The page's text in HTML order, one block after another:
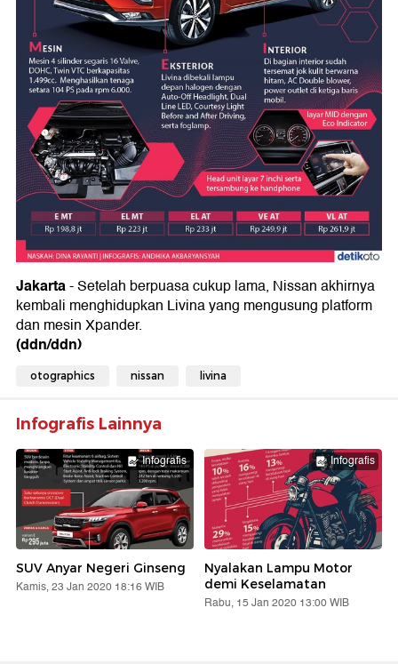
Jakarta- Setelah berpuasa cukup lama, Nissan akhirnya
kembali menghidupkan Livina yang mengusung platform
dan mesin Xpander.
(ddn/ddn)
otographics nissan livina
Infografis Lainnya
Infografis
SUV Anyar Negeri Ginseng
Kamis, 23 Jan 2020 18:16 WIB
Infografis
Nyalakan Lampu Motor
demi Keselamatan
Rabu, 15 Jan 2020 13:00 WIB